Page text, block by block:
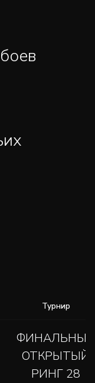
Турнир
ФИНАЛЬНЫЙ
ОТКРЫТЫЙ
РИНГ 28